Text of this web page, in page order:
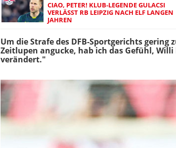
CIAO, PETER! KLUB-LEGENDE GULACSI
VERLÄSST RB LEIPZIG NACH ELF LANGEN
JAHREN
Um die Strafe des DFB-Sportgerichts
Zeitlupen angucke, hab ich das Gefühl,
verändert."